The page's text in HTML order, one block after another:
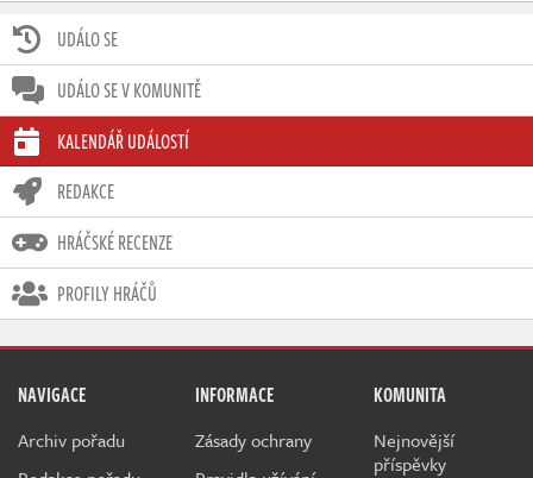
UDÁLO SE
UDÁLO SE V KOMUNITĚ
KALENDÁŘ UDÁLOSTÍ
REDAKCE
HRÁČSKÉ RECENZE
PROFILY HRÁČŮ
NAVIGACE
Archiv pořadu
INFORMACE
Zásady ochrany
KOMUNITA
Nejnovější
příspěvky